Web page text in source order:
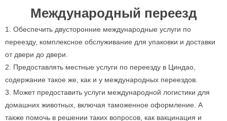
Международный переезд
1. Обеспечить двусторонние международные услуги по
переезду, комплексное обслуживание для упаковки и доставки
от двери до двери.
2. Предоставлять местные услуги по переезду в Циндао,
содержание такое же, как и у международных переездов.
3. Может предоставить услуги международной логистики для
домашних животных, включая таможенное оформление. А
также помочь в решении таких вопросов, как вакцинация и